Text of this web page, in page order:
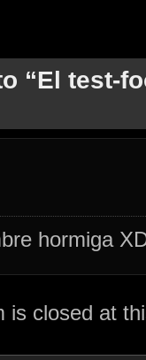
“El test-
hormiga
is closed at